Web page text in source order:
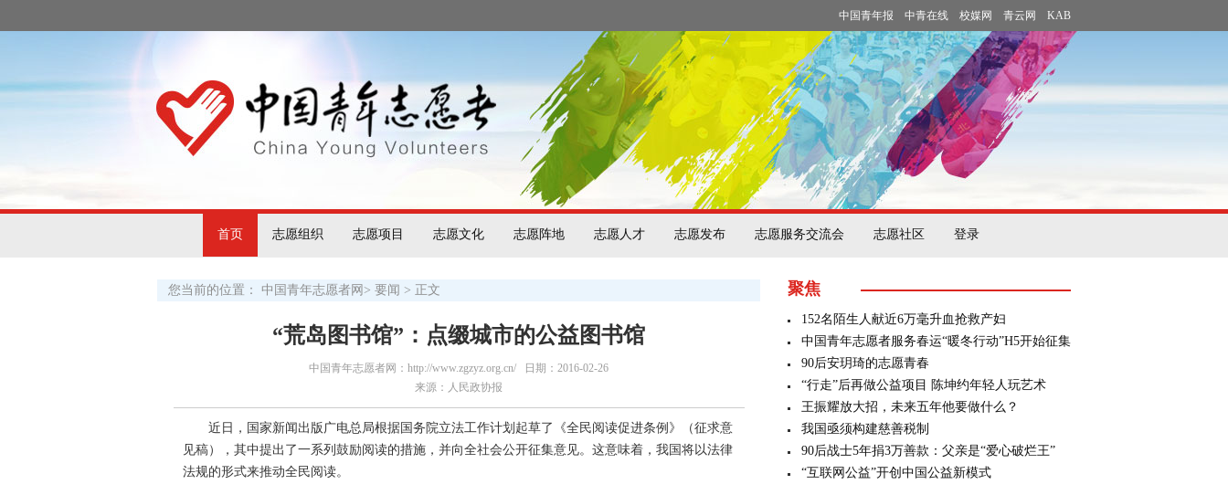
中国青年报 中青在线 校媒网 青云网 KAB
首页 志愿组织 志愿项目 志愿文化 志愿阵地 志愿人才 志愿发布 志愿服务交流会 志愿社区 登录
您当前的位置： 中国青年志愿者网 > 要闻 > 正文
“荒岛图书馆”：点缀城市的公益图书馆
中国青年志愿者网：http://www.zgzyz.org.cn/ 日期：2016-02-26
来源：人民政协报
近日，国家新闻出版广电总局根据国务院立法工作计划起草了《全民阅读促进条例》（征求意
见稿），其中提出了一系列鼓励阅读的措施，并向全社会公开征集意见。这意味着，我国将以法律
法规的形式来推动全民阅读。
聚焦
152名陌生人献近6万毫升血抢救产妇
中国青年志愿者服务春运“暖冬行动”H5开始征集
90后安玥琦的志愿青春
“行走”后再做公益项目 陈坤约年轻人玩艺术
王振耀放大招，未来五年他要做什么？
我国亟须构建慈善税制
90后战士5年捐3万善款：父亲是“爱心破烂王”
“互联网公益”开创中国公益新模式